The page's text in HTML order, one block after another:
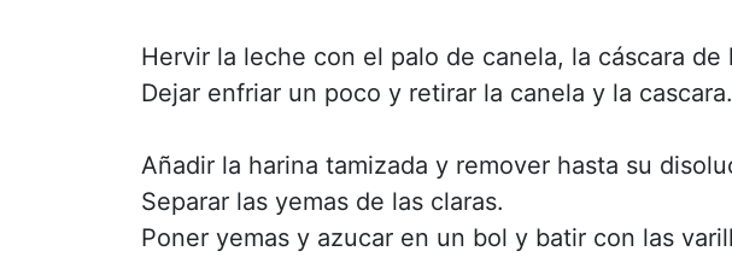
Hervir la leche con el palo de canela, la cáscara de
Dejar enfriar un poco y retirar la canela y la cascara.
Añadir la harina tamizada y remover hasta su
Separar las yemas de las claras.
Poner yemas y azucar en un bol y batir con las